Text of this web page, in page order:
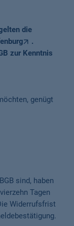
die
.
zur Kenntnis
genügt
sind, haben
Tagen
Widerrufsfrist